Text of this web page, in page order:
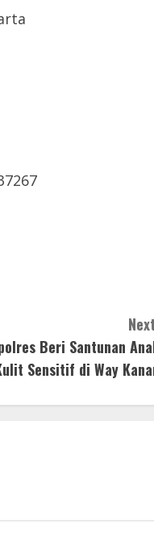
Beri Santunan
Sensitif di Way